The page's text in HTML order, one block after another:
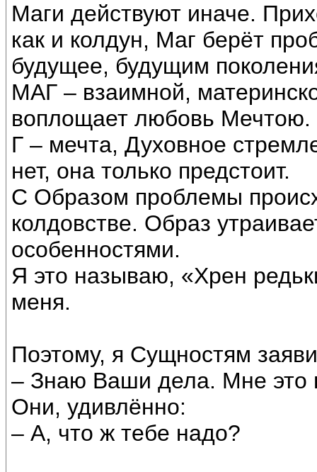
Маги действуют иначе.
как и колдун, Маг берёт
будущее, будущим
МАГ – взаимной,
воплощает любовь Мечтою.
Г – мечта, Духовное
нет, она только предстоит.
С Образом проблемы
колдовстве. Образ
особенностями.
Я это называю, «Хрен
меня.
Поэтому, я Сущностям
– Знаю Ваши дела. Мне это
Они, удивлённо:
– А, что ж тебе надо?